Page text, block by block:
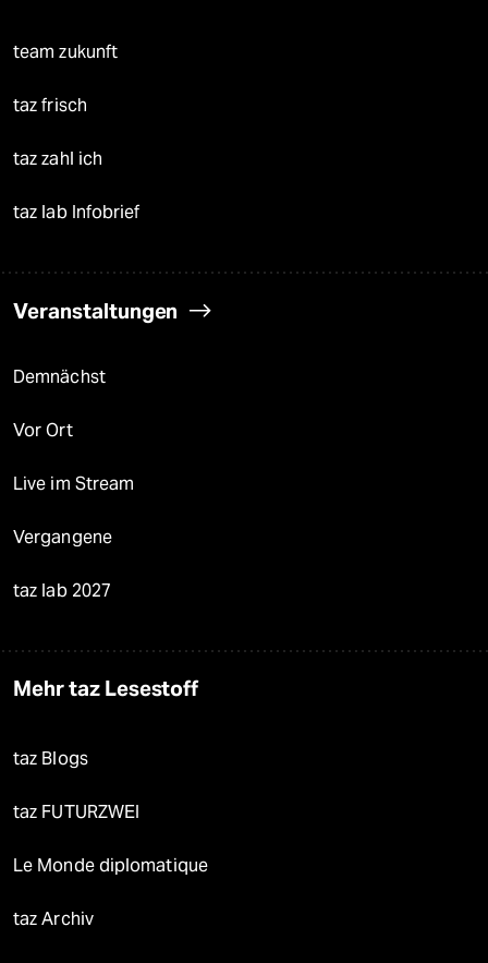
team zukunft
taz frisch
taz zahl ich
taz lab Infobrief
Veranstaltungen
Demnächst
Vor Ort
Live im Stream
Vergangene
taz lab 2027
Mehr taz Lesestoff
taz Blogs
taz FUTURZWEI
Le Monde diplomatique
taz Archiv